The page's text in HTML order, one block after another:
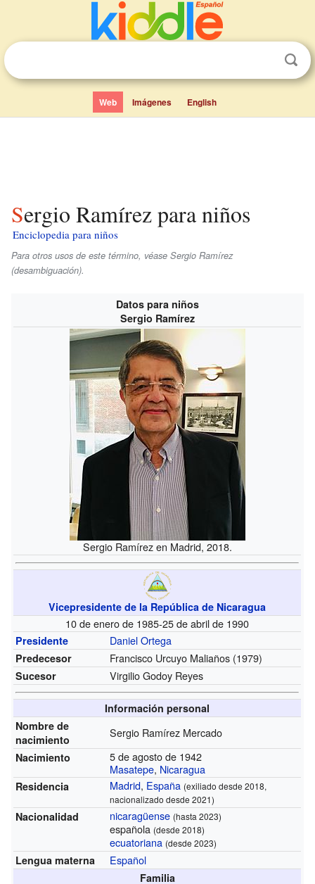
Web Imágenes English
Sergio Ramírez para niños
Enciclopedia para niños
Para otros usos de este término, véase Sergio Ramírez
(desambiguación).
Datos para niños
Sergio Ramírez
Sergio Ramírez en Madrid, 2018.
Vicepresidente de la República de Nicaragua
10 de enero de 1985-25 de abril de 1990
Presidente Daniel Ortega
Predecesor Francisco Urcuyo Maliaños (1979)
Sucesor Virgilio Godoy Reyes
Información personal
Nombre de
nacimiento
Sergio Ramírez Mercado
Nacimiento
5 de agosto de 1942
Masatepe, Nicaragua
Residencia Madrid, España (exiliado desde 2018,
nacionalizado desde 2021)
Nacionalidad nicaragüense (hasta 2023)
española (desde 2018)
ecuatoriana (desde 2023)
Lengua materna Español
Familia